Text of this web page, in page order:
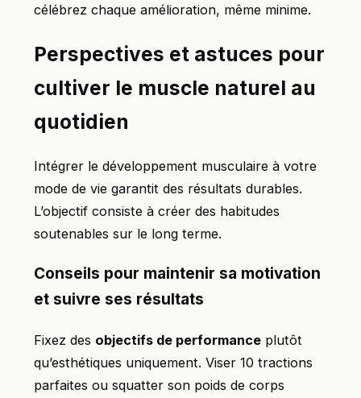
célébrez chaque amélioration, même minime.
Perspectives et astuces pour
cultiver le muscle naturel au
quotidien
Intégrer le développement musculaire à votre
mode de vie garantit des résultats durables.
L’objectif consiste à créer des habitudes
soutenables sur le long terme.
Conseils pour maintenir sa motivation
et suivre ses résultats
Fixez des objectifs de performance plutôt
qu’esthétiques uniquement. Viser 10 tractions
parfaites ou squatter son poids de corps